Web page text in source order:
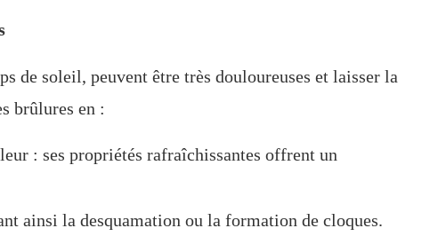
de soleil, peuvent être très douloureuses et laisser la
brûlures en :
: ses propriétés rafraîchissantes offrent un
ainsi la desquamation ou la formation de cloques.